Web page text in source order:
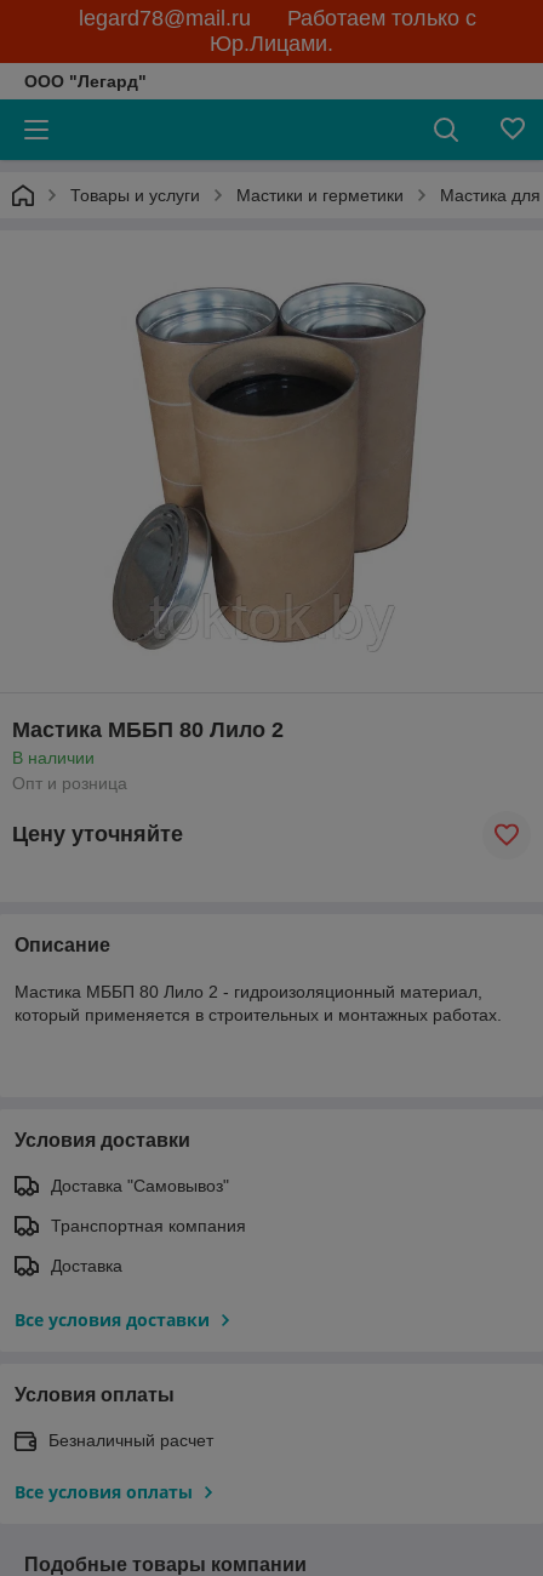
legard78@mail.ru Работаем только с
Юр.Лицами.
ООО "Легард"
Товары и услуги Мастики и герметики Мастика
Мастика МББП 80 Лило 2
В наличии
Опт и розница
Цену уточняйте
Описание
Мастика МББП 80 Лило 2 - гидроизоляционный материал,
который применяется в строительных и монтажных работах.
Условия доставки
Доставка "Самовывоз"
Транспортная компания
Доставка
Все условия доставки
Условия оплаты
Безналичный расчет
Все условия оплаты
Подобные товары компании